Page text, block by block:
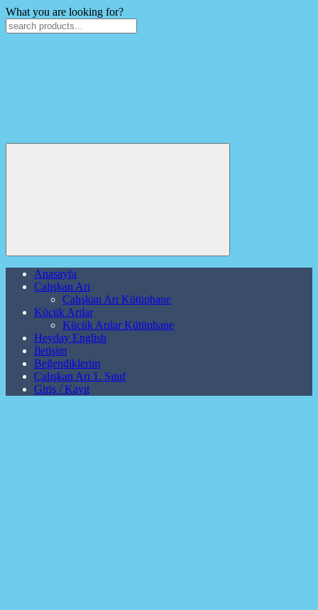
What you are looking for?
Anasayfa
Çalışkan Arı
Çalışkan Arı Kütüphane
Küçük Arılar
Küçük Arılar Kütüphane
Heyday English
İletişim
Beğendiklerim
Çalışkan Arı 1. Sınıf
Giriş / Kayıt